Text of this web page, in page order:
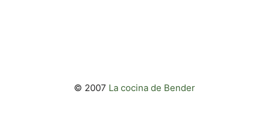
© 2007 La cocina de Bender